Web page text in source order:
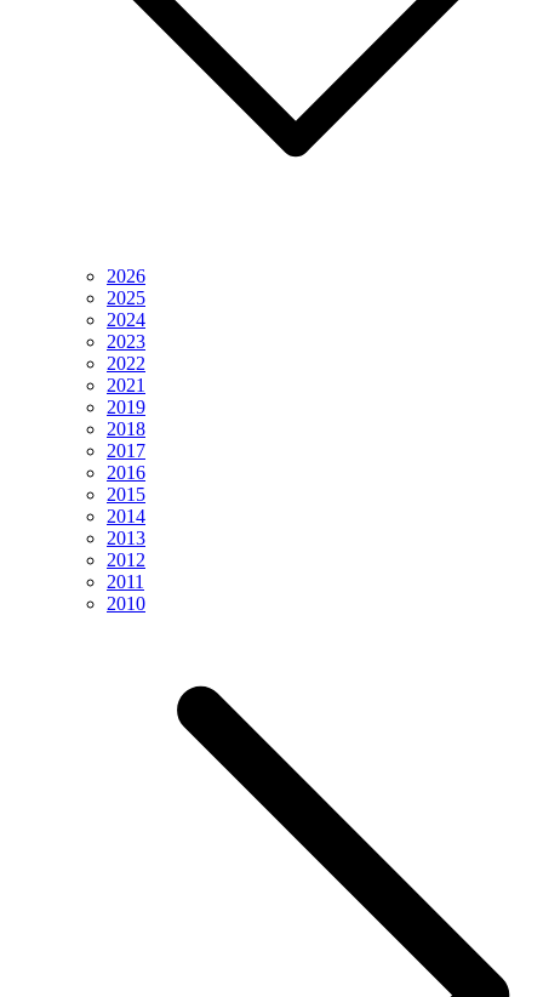
2026
2025
2024
2023
2022
2021
2019
2018
2017
2016
2015
2014
2013
2012
2011
2010